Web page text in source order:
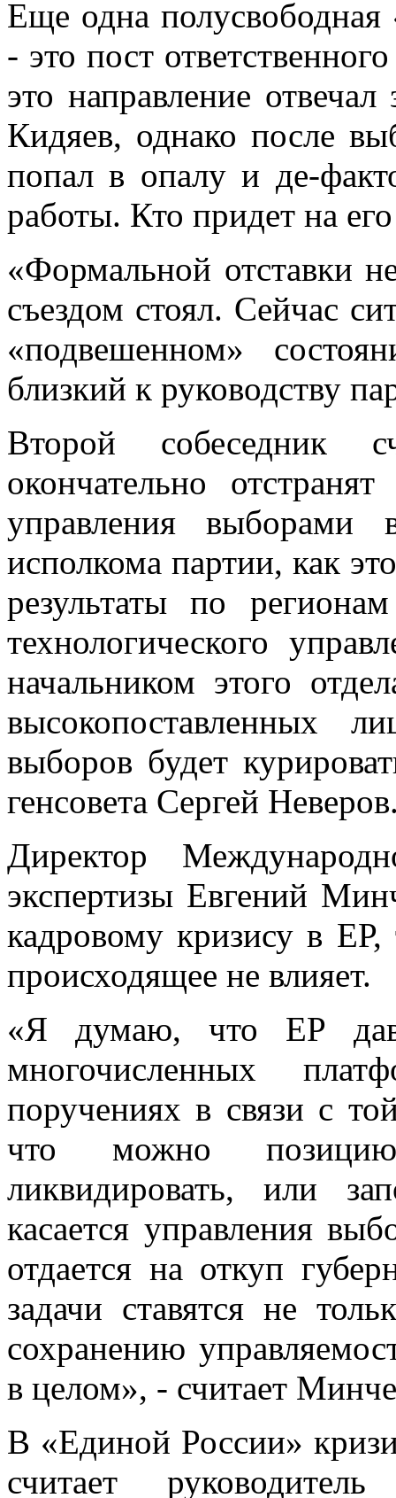
Еще одна
- это пост
это направление отвечал
Кидяев, однако после
попал в опалу и де-
работы. Кто придет на
«Формальной отставки
съездом стоял. Сейчас
«подвешенном»
близкий к руководству
Второй собеседник
окончательно
управления выборами
исполкома партии, как
результаты по
технологического
начальником этого
высокопоставленных
выборов будет
генсовета Сергей
Директор
экспертизы Евгений
кадровому кризису в
происходящее не влияет.
«Я думаю, что ЕР
многочисленных
поручениях в связи с
что можно
ликвидировать, или
касается управления
отдается на откуп
задачи ставятся не
сохранению
в целом», - считает
В «Единой России»
считает